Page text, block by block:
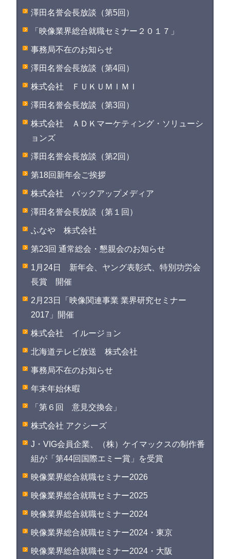
澤田名誉会長放談（第5回）
「映像業界総合就職セミナー２０１７」
事務局不在のお知らせ
澤田名誉会長放談（第4回）
株式会社 ＦＵＫＵＭＩＭＩ
澤田名誉会長放談（第3回）
株式会社 ＡＤＫマーケティング・ソリューシ
ョンズ
澤田名誉会長放談（第2回）
第18回新年会ご挨拶
株式会社 バックアップメディア
澤田名誉会長放談（第１回）
ふなや 株式会社
第23回 通常総会・懇親会のお知らせ
1月24日 新年会、ヤング表彰式、特別功労会
長賞 開催
2月23日「映像関連事業 業界研究セミナー
2017」開催
株式会社 イルージョン
北海道テレビ放送 株式会社
事務局不在のお知らせ
年末年始休暇
「第６回 意見交換会」
株式会社 アクシーズ
J・VIG会員企業、（株）ケイマックスの制作番
組が「第44回国際エミー賞」を受賞
映像業界総合就職セミナー2026
映像業界総合就職セミナー2025
映像業界総合就職セミナー2024
映像業界総合就職セミナー2024・東京
映像業界総合就職セミナー2024・大阪